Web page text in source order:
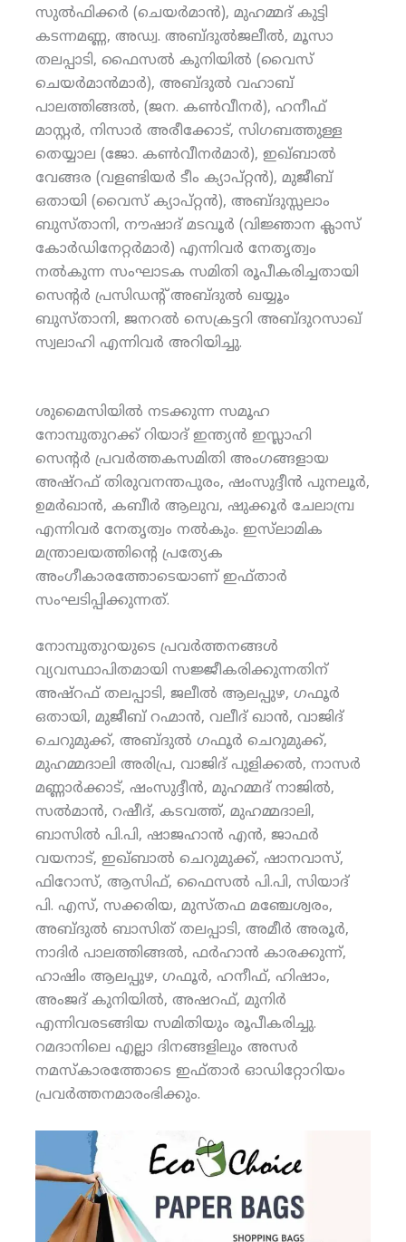
സുല്‍ഫിക്കര്‍ (ചെയര്‍മാന്‍), മുഹമ്മദ് കുട്ടി
കടന്നമണ്ണ, അഡ്വ. അബ്ദുല്‍ജലീല്‍, മൂസാ
തലപ്പാടി, ഫൈസല്‍ കുനിയില്‍ (വൈസ്
ചെയര്‍മാന്‍മാര്‍), അബ്ദുല്‍ വഹാബ്
പാലത്തിങ്ങല്‍, (ജന. കണ്‍വീനര്‍), ഹനീഫ്
മാസ്റ്റര്‍, നിസാര്‍ അരീക്കോട്, സിഗബത്തുള്ള
തെയ്യാല (ജോ. കണ്‍വീനര്‍മാര്‍), ഇഖ്ബാല്‍
വേങ്ങര (വളണ്ടിയര്‍ ടീം ക്യാപ്റ്റന്‍), മുജീബ്
ഒതായി (വൈസ് ക്യാപ്റ്റന്‍), അബ്ദുസ്സലാം
ബുസ്താനി, നൗഷാദ് മടവൂര്‍ (വിജ്ഞാന ക്ലാസ്
കോര്‍ഡിനേറ്റര്‍മാര്‍) എന്നിവര്‍ നേതൃത്വം
നല്‍കുന്ന സംഘാടക സമിതി രൂപീകരിച്ചതായി
സെന്റര്‍ പ്രസിഡന്റ് അബ്ദുല്‍ ഖയ്യൂം
ബുസ്താനി, ജനറല്‍ സെക്രട്ടറി അബ്ദുറസാഖ്
സ്വലാഹി എന്നിവര്‍ അറിയിച്ചു.
ശുമൈസിയില്‍ നടക്കുന്ന സമൂഹ
നോമ്പുതുറക്ക് റിയാദ് ഇന്ത്യന്‍ ഇസ്ലാഹി
സെന്റര്‍ പ്രവര്‍ത്തകസമിതി അംഗങ്ങളായ
അഷ്‌റഫ് തിരുവനന്തപുരം, ഷംസുദ്ദീന്‍ പുനലൂര്‍,
ഉമര്‍ഖാന്‍, കബീര്‍ ആലുവ, ഷുക്കൂര്‍ ചേലാമ്പ്ര
എന്നിവര്‍ നേതൃത്വം നല്‍കും. ഇസ്‌ലാമിക
മന്ത്രാലയത്തിന്റെ പ്രത്യേക
അംഗീകാരത്തോടെയാണ് ഇഫ്താര്‍
സംഘടിപ്പിക്കുന്നത്.
നോമ്പുതുറയുടെ പ്രവര്‍ത്തനങ്ങള്‍
വ്യവസ്ഥാപിതമായി സജ്ജീകരിക്കുന്നതിന്
അഷ്‌റഫ് തലപ്പാടി, ജലീല്‍ ആലപ്പുഴ, ഗഫൂര്‍
ഒതായി, മുജീബ് റഹ്മാന്‍, വലീദ് ഖാന്‍, വാജിദ്
ചെറുമുക്ക്, അബ്ദുല്‍ ഗഫൂര്‍ ചെറുമുക്ക്,
മുഹമ്മദാലി അരിപ്ര, വാജിദ് പുളിക്കല്‍, നാസര്‍
മണ്ണാര്‍ക്കാട്, ഷംസുദ്ദീന്‍, മുഹമ്മദ് നാജില്‍,
സല്‍മാന്‍, റഷീദ്, കടവത്ത്, മുഹമ്മദാലി,
ബാസില്‍ പി.പി, ഷാജഹാന്‍ എന്‍, ജാഫര്‍
വയനാട്, ഇഖ്ബാല്‍ ചെറുമുക്ക്, ഷാനവാസ്,
ഫിറോസ്, ആസിഫ്, ഫൈസല്‍ പി.പി, സിയാദ്
പി. എസ്, സക്കരിയ, മുസ്തഫ മഞ്ചേശ്വരം,
അബ്ദുല്‍ ബാസിത് തലപ്പാടി, അമീര്‍ അരൂര്‍,
നാദിര്‍ പാലത്തിങ്ങല്‍, ഫര്‍ഹാന്‍ കാരക്കുന്ന്,
ഹാഷിം ആലപ്പുഴ, ഗഫൂര്‍, ഹനീഫ്, ഹിഷാം,
അംജദ് കുനിയില്‍, അഷറഫ്, മുനിര്‍
എന്നിവരടങ്ങിയ സമിതിയും രൂപീകരിച്ചു.
റമദാനിലെ എല്ലാ ദിനങ്ങളിലും അസര്‍
നമസ്‌കാരത്തോടെ ഇഫ്താര്‍ ഓഡിറ്റോറിയം
പ്രവര്‍ത്തനമാരംഭിക്കും.